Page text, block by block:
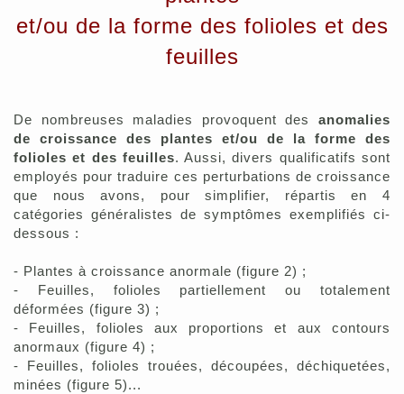
et/ou de la forme des folioles et des
feuilles
De nombreuses maladies provoquent des anomalies
de croissance des plantes et/ou de la forme des
folioles et des feuilles. Aussi, divers qualificatifs sont
employés pour traduire ces perturbations de croissance
que nous avons, pour simplifier, répartis en 4
catégories généralistes de symptômes exemplifiés ci-
dessous :
- Plantes à croissance anormale (figure 2) ;
- Feuilles, folioles partiellement ou totalement
déformées (figure 3) ;
- Feuilles, folioles aux proportions et aux contours
anormaux (figure 4) ;
- Feuilles, folioles trouées, découpées, déchiquetées,
minées (figure 5)...